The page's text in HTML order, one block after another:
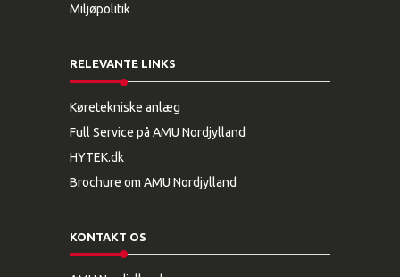
Miljøpolitik
RELEVANTE LINKS
Køretekniske anlæg
Full Service på AMU Nordjylland
HYTEK.dk
Brochure om AMU Nordjylland
KONTAKT OS